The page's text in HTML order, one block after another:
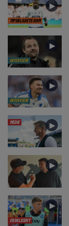
TIPSBLADETS DOM
►
INTERVIEW
►
INTERVIEW
►
MEDIE ►
►
EKSKLUSIVT
►